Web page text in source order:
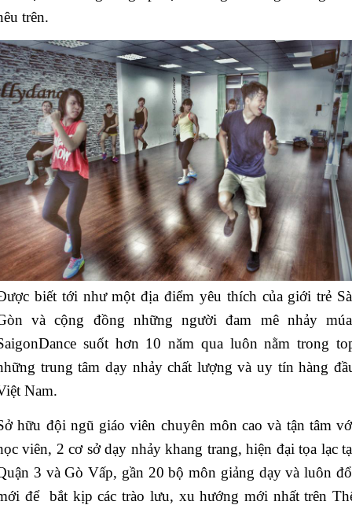
trên.
biết tới như một địa điểm yêu thích của giới trẻ
và cộng đồng những người đam mê nhảy
suốt hơn 10 năm qua luôn nằm trong
trung tâm dạy nhảy chất lượng và uy tín hàng
Nam.
hữu đội ngũ giáo viên chuyên môn cao và tận tâm
viên, 2 cơ sở dạy nhảy khang trang, hiện đại tọa lạc
3 và Gò Vấp, gần 20 bộ môn giảng dạy và luôn
để bắt kịp các trào lưu, xu hướng mới nhất trên